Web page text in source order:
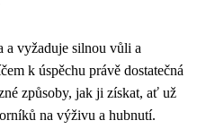
a vyžaduje silnou vůli a
k úspěchu právě dostatečná
způsoby, jak ji získat, ať už
na výživu a hubnutí.